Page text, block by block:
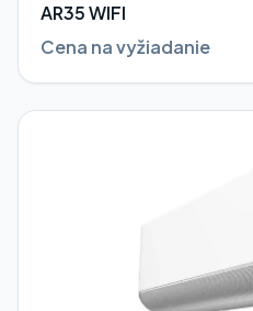
AR35 WIFI
Cena na vyžiadanie